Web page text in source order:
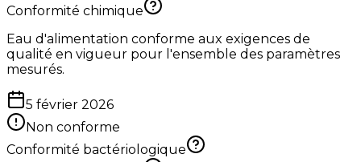
Conformité chimique
Eau d'alimentation conforme aux exigences de
qualité en vigueur pour l'ensemble des paramètres
mesurés.
5 février 2026
Non conforme
Conformité bactériologique